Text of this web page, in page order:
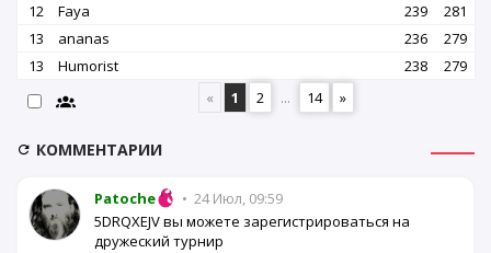
12
Faya 239
281
13
ananas 236
279
13
Humorist 238
279
«
1 2 ... 14 »
КОММЕНТАРИИ
Patoche • 24 Июл, 09:59
5DRQXEJV вы можете зарегистрироваться на
дружеский турнир